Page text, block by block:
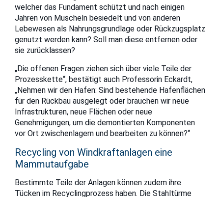
welcher das Fundament schützt und nach einigen
Jahren von Muscheln besiedelt und von anderen
Lebewesen als Nahrungsgrundlage oder Rückzugsplatz
genutzt werden kann? Soll man diese entfernen oder
sie zurücklassen?
„Die offenen Fragen ziehen sich über viele Teile der
Prozesskette“, bestätigt auch Professorin Eckardt,
„Nehmen wir den Hafen: Sind bestehende Hafenflächen
für den Rückbau ausgelegt oder brauchen wir neue
Infrastrukturen, neue Flächen oder neue
Genehmigungen, um die demontierten Komponenten
vor Ort zwischenlagern und bearbeiten zu können?“
Recycling von Windkraftanlagen eine
Mammutaufgabe
Bestimmte Teile der Anlagen können zudem ihre
Tücken im Recyclingprozess haben. Die Stahltürme